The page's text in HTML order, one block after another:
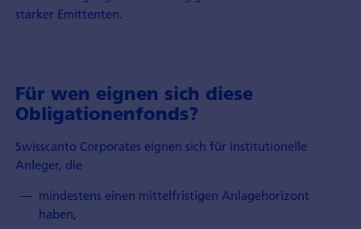
starker Emittenten.
Für wen eignen sich diese
Obligationenfonds?
Swisscanto Corporates eignen sich für institutionelle
Anleger, die
mindestens einen mittelfristigen Anlagehorizont
haben,